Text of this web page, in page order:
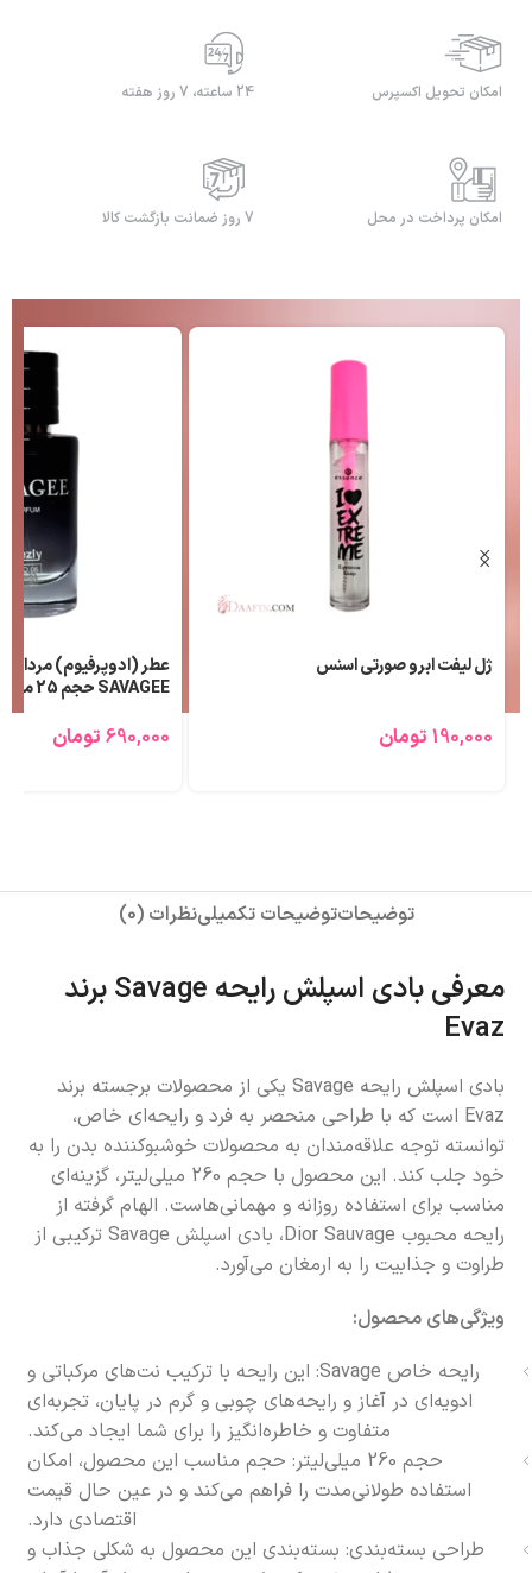
امکان تحویل اکسپرس 24 ساعته، 7 روز هفته
امکان پرداخت در محل 7 روز ضمانت بازگشت کالا
ژل لیفت ابرو صورتی اسنس
190,000 تومان
عطر (ادوپرفیوم) مردانه
SAVAGEE حجم 25 میلی لیتر
690,000 تومان
توضیحاتتوضیحات تکمیلینظرات (0)
معرفی بادی اسپلش رایحه Savage برند
Evaz
بادی اسپلش رایحه Savage یکی از محصولات برجسته برند
Evaz است که با طراحی منحصر به فرد و رایحه‌ای خاص،
توانسته توجه علاقه‌مندان به محصولات خوشبوکننده بدن را به
خود جلب کند. این محصول با حجم 260 میلی‌لیتر، گزینه‌ای
مناسب برای استفاده روزانه و مهمانی‌هاست. الهام گرفته از
رایحه محبوب Dior Sauvage، بادی اسپلش Savage ترکیبی از
طراوت و جذابیت را به ارمغان می‌آورد.
ویژگی‌های محصول:
رایحه خاص Savage: این رایحه با ترکیب نت‌های مرکباتی و
ادویه‌ای در آغاز و رایحه‌های چوبی و گرم در پایان، تجربه‌ای
متفاوت و خاطره‌انگیز را برای شما ایجاد می‌کند.
حجم 260 میلی‌لیتر: حجم مناسب این محصول، امکان
استفاده طولانی‌مدت را فراهم می‌کند و در عین حال قیمت
اقتصادی دارد.
طراحی بسته‌بندی: بسته‌بندی این محصول به شکلی جذاب و